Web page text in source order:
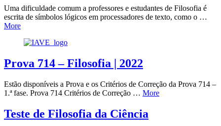
Uma dificuldade comum a professores e estudantes de Filosofia é
escrita de símbolos lógicos em processadores de texto, como o …
More
Prova 714 – Filosofia | 2022
Estão disponíveis a Prova e os Critérios de Correção da Prova 714 –
1.ª fase. Prova 714 Critérios de Correção … More
Teste de Filosofia da Ciência